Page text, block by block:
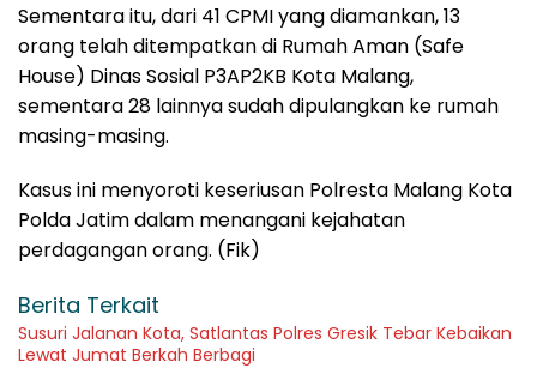
Sementara itu, dari 41 CPMI yang diamankan, 13
orang telah ditempatkan di Rumah Aman (Safe
House) Dinas Sosial P3AP2KB Kota Malang,
sementara 28 lainnya sudah dipulangkan ke rumah
masing-masing.
Kasus ini menyoroti keseriusan Polresta Malang Kota
Polda Jatim dalam menangani kejahatan
perdagangan orang. (Fik)
Berita Terkait
Susuri Jalanan Kota, Satlantas Polres Gresik Tebar Kebaikan
Lewat Jumat Berkah Berbagi